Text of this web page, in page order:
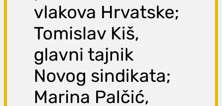
vlakova Hrvatske;
Tomislav Kiš,
glavni tajnik
Novog sindikata;
Marina Palčić,